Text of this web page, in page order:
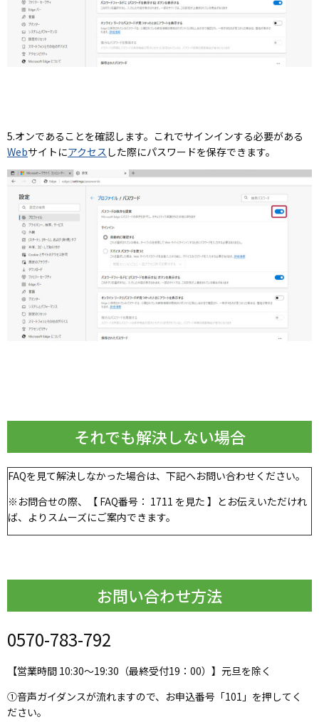
5.オンであることを確認します。これでサインインする必要がある
Webサイトにアクセス した際にパスワードを保存できます。
それでも解決しない場合
FAQを見て解決しなかった場合は、下記へお問い合わせください。
※お問合せの際、【 FAQ番号： 1711 を見た 】とお伝えいただけれ
ば、よりスムーズにご案内できます。
お問い合わせ方法
0570-783-792
【営業時間 10:30～19:30（最終受付19：00）】元旦を除く
①音声ガイダンスが流れますので、お申込番号「101」を押してく
ださい。